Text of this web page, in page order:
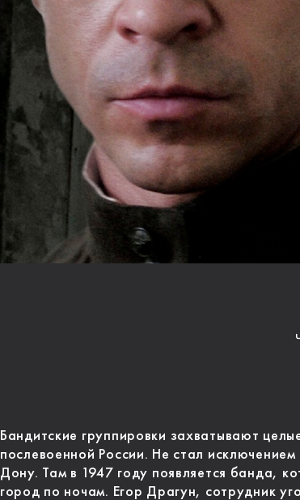
Бандитские группировки захватывают
послевоенной России. Не стал
Дону. Там в 1947 году появляется банда,
город по ночам. Егор Драгун, сотрудник